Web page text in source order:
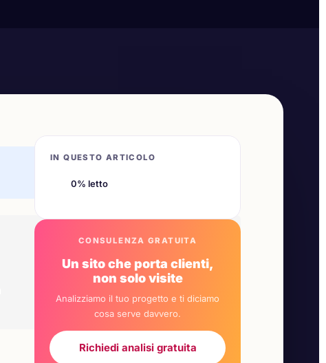
IN QUESTO ARTICOLO
0% letto
CONSULENZA GRATUITA
Un sito che porta clienti,
non solo visite
Analizziamo il tuo progetto e ti diciamo
cosa serve davvero.
Richiedi analisi gratuita